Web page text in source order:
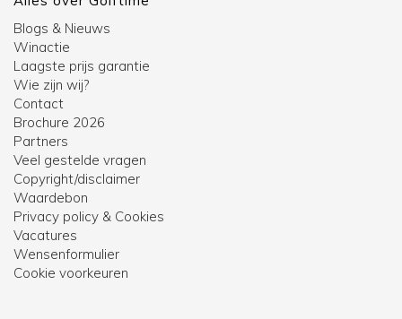
Blogs & Nieuws
Winactie
Laagste prijs garantie
Wie zijn wij?
Contact
Brochure 2026
Partners
Veel gestelde vragen
Copyright/disclaimer
Waardebon
Privacy policy & Cookies
Vacatures
Wensenformulier
Cookie voorkeuren